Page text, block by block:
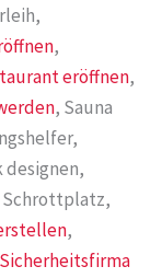
,
eröffnen,
, Sauna
designen,
Schrottplatz,
,
Sicherheitsfirma